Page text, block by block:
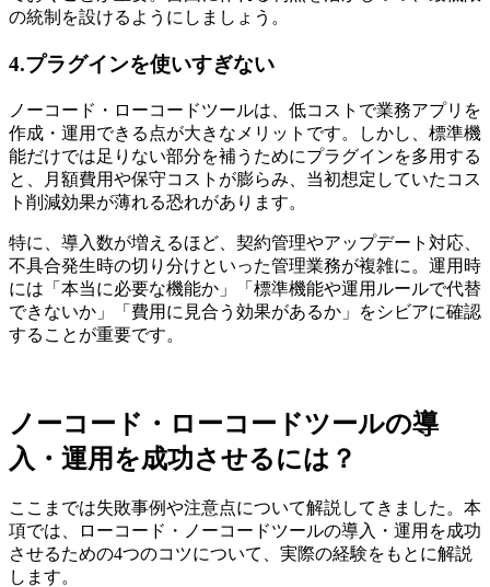
の統制を設けるようにしましょう。
4.プラグインを使いすぎない
ノーコード・ローコードツールは、低コストで業務アプリを
作成・運用できる点が大きなメリットです。しかし、標準機
能だけでは足りない部分を補うためにプラグインを多用する
と、月額費用や保守コストが膨らみ、当初想定していたコス
ト削減効果が薄れる恐れがあります。
特に、導入数が増えるほど、契約管理やアップデート対応、
不具合発生時の切り分けといった管理業務が複雑に。運用時
には「本当に必要な機能か」「標準機能や運用ルールで代替
できないか」「費用に見合う効果があるか」をシビアに確認
することが重要です。
ノーコード・ローコードツールの導
入・運用を成功させるには？
ここまでは失敗事例や注意点について解説してきました。本
項では、ローコード・ノーコードツールの導入・運用を成功
させるための4つのコツについて、実際の経験をもとに解説
します。